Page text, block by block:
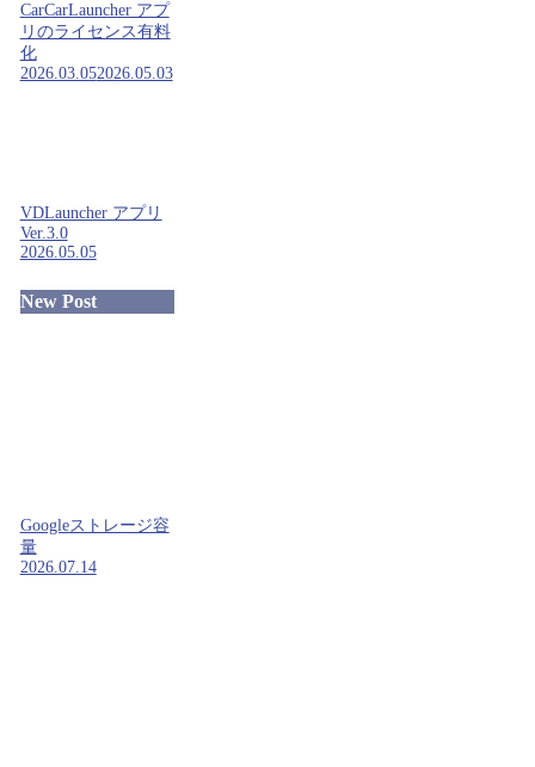
CarCarLauncher アプ
リのライセンス有料
化
2026.03.052026.05.03
VDLauncher アプリ
Ver.3.0
2026.05.05
New Post
Googleストレージ容
量
2026.07.14